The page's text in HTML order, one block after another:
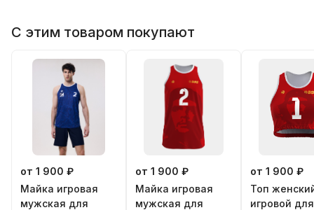
С этим товаром покупают
от 1 900 ₽
Майка игровая
мужская для
от 1 900 ₽
Майка игровая
мужская для
от 1 900 ₽
Топ
игровой для